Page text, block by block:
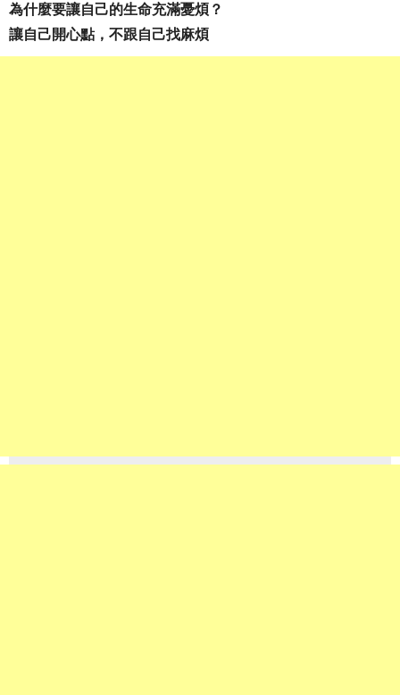
為什麼要讓自己的生命充滿憂煩？
讓自己開心點，不跟自己找麻煩